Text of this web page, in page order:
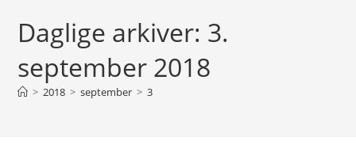
Daglige arkiver: 3.
september 2018
> 2018 > september > 3